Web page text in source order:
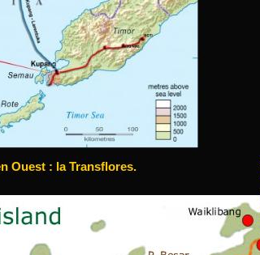
Ouest : la Transflores.